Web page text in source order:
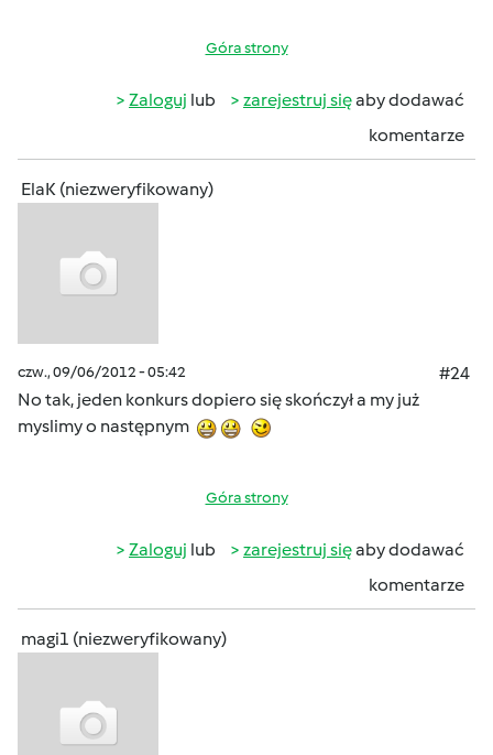
Góra strony
Zaloguj lub zarejestruj sięaby dodawać
komentarze
ElaK (niezweryfikowany)
czw., 09/06/2012 - 05:42
#24
No tak, jeden konkurs dopiero się skończył a my już
myslimy o następnym
Góra strony
Zaloguj lub zarejestruj sięaby dodawać
komentarze
magi1 (niezweryfikowany)